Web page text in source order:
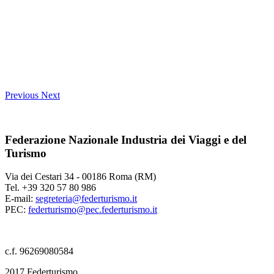
Previous Next
Federazione Nazionale Industria dei Viaggi e del
Turismo
Via dei Cestari 34 - 00186 Roma (RM)
Tel. +39 320 57 80 986
E-mail: segreteria@federturismo.it
PEC: federturismo@pec.federturismo.it
c.f. 96269080584